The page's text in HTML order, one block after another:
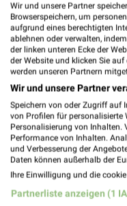
Wir und unsere Partner
Browserspeichern, um
aufgrund eines berechtigten
ablehnen oder verwalten,
der linken unteren Ecke der
der Website und klicken Sie
werden unseren Partnern
Wir und unsere Partner
Speichern von oder Zugriff auf
von Profilen für personalisierte
Personalisierung von Inhalten.
Performance von Inhalten.
und Verbesserung der
Daten können außerhalb der
Ihre Einwilligung und die
Partnerliste anzeigen (1